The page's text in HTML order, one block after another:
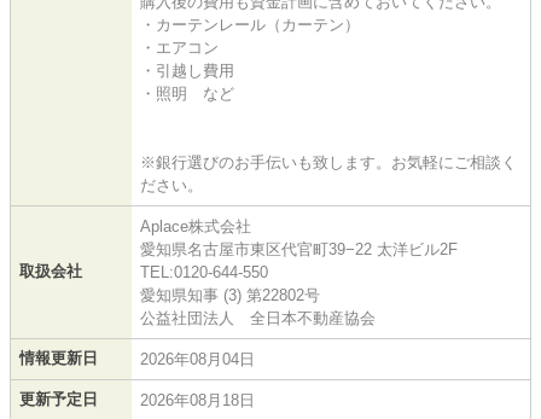
・カーテンレール（カーテン）
・エアコン
・引越し費用
・照明 など
※銀行選びのお手伝いも致します。お気軽にご相談く
ださい。
取扱会社
Aplace株式会社
愛知県名古屋市東区代官町39−22 太洋ビル2F
TEL:0120-644-550
愛知県知事 (3) 第22802号
公益社団法人 全日本不動産協会
情報更新日 2026年08月04日
更新予定日 2026年08月18日